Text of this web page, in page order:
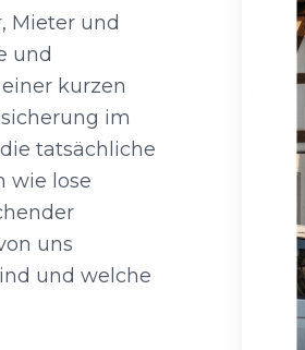
Mieter und
und
kurzen
im
tatsächliche
wie lose
uns
und welche